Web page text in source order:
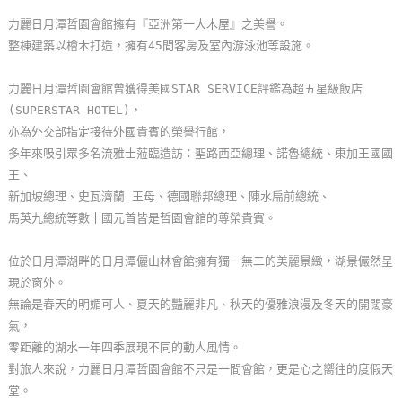
玩
樂
圖
顧
客
服
務
顧
客
滿
意
度
力麗日月潭哲園會館擁有『亞洲第一大木屋』之美譽。
整棟建築以檜木打造，擁有45間客房及室內游泳池等設施。
力麗日月潭哲園會館曾獲得美國STAR SERVICE評鑑為超五星級飯店
(SUPERSTAR HOTEL)，
亦為外交部指定接待外國貴賓的榮譽行館，
多年來吸引眾多名流雅士蒞臨造訪：聖路西亞總理、諾魯總統、東加王國國
王、
新加坡總理、史瓦濟蘭 王母、德國聯邦總理、陳水扁前總統、
馬英九總統等數十國元首皆是哲園會館的尊榮貴賓。
位於日月潭湖畔的日月潭儷山林會館擁有獨一無二的美麗景緻，湖景儼然呈
現於窗外。
無論是春天的明媚可人、夏天的豔麗非凡、秋天的優雅浪漫及冬天的開闊豪
氣，
零距離的湖水一年四季展現不同的動人風情。
對旅人來說，力麗日月潭哲園會館不只是一間會館，更是心之嚮往的度假天
堂。